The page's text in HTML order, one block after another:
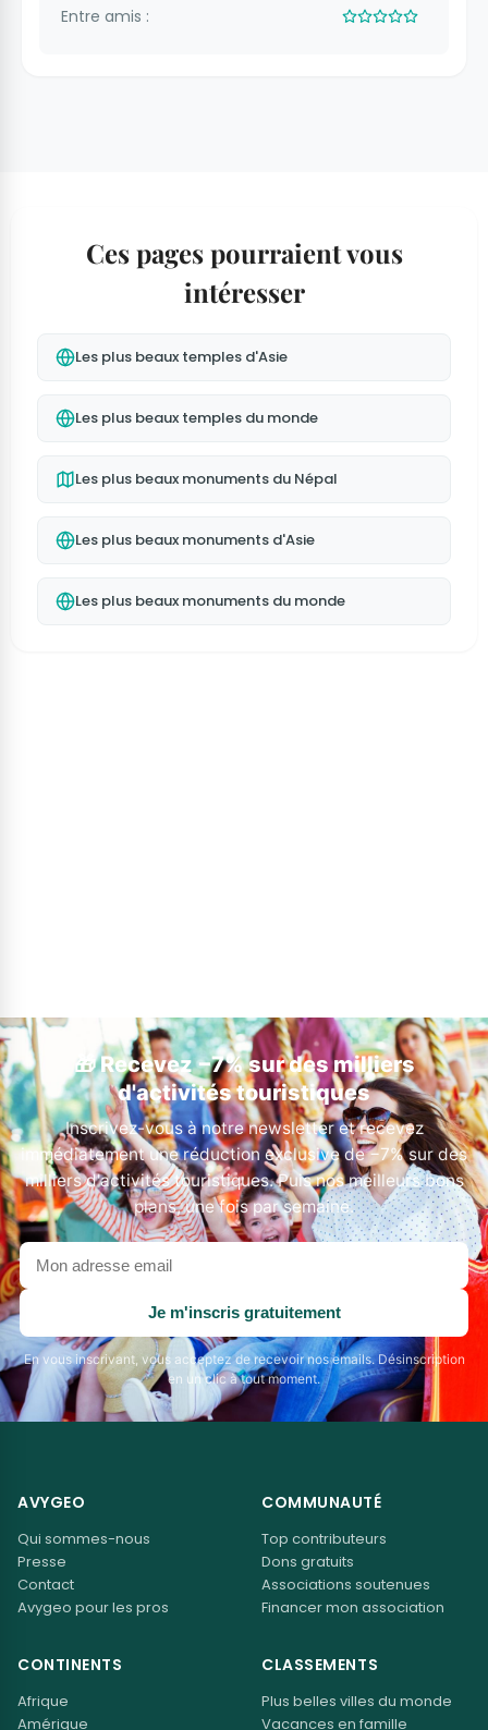
Entre amis :
Ces pages pourraient vous
intéresser
Les plus beaux temples d'Asie
Les plus beaux temples du monde
Les plus beaux monuments du Népal
Les plus beaux monuments d'Asie
Les plus beaux monuments du monde
🎁 Recevez −7% sur des milliers
d'activités touristiques
Inscrivez-vous à notre newsletter et recevez
immédiatement une réduction exclusive de −7% sur des
milliers d'activités touristiques. Puis nos meilleurs bons
plans, une fois par semaine.
Votre
adresse
email
Je m'inscris gratuitement
En vous inscrivant, vous acceptez de recevoir nos emails. Désinscription
en un clic à tout moment.
AVYGEO
Qui sommes-nous
Presse
Contact
Avygeo pour les pros
COMMUNAUTÉ
Top contributeurs
Dons gratuits
Associations soutenues
Financer mon association
CONTINENTS
Afrique
Amérique
CLASSEMENTS
Plus belles villes du monde
Vacances en famille